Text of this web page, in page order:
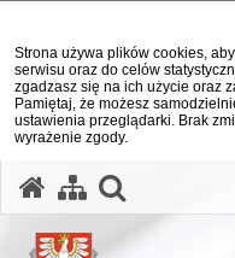
Strona używa plików cookies,
serwisu oraz do celów
zgadzasz się na ich użycie oraz
Pamiętaj, że możesz
ustawienia przeglądarki. Brak
wyrażenie zgody.